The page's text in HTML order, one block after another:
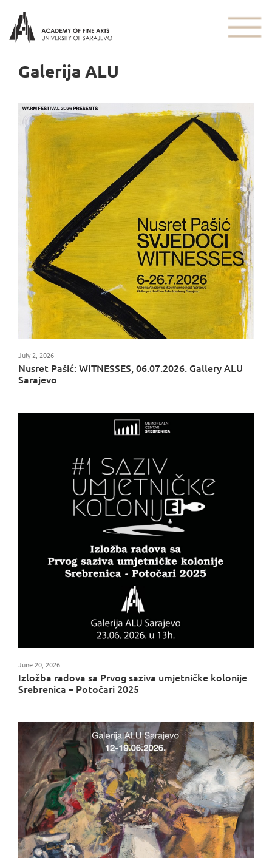
Galerija ALU
Nusret Pašić: WITNESSES, 06.07.2026. Gallery ALU
Sarajevo
July 2, 2026
Izložba radova sa Prvog saziva umjetničke kolonije
Srebrenica – Potočari 2025
June 20, 2026